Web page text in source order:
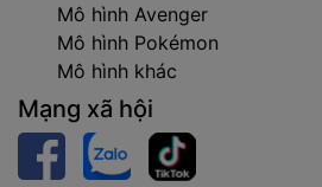
Mô hình Avenger
Mô hình Pokémon
Mô hình khác
Mạng xã hội